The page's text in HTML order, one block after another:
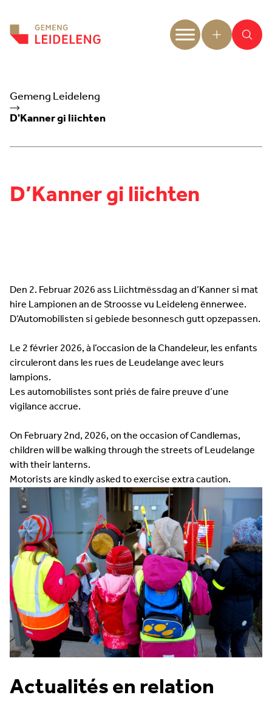
Gemeng Leideleng
D'Kanner gi liichten
D’Kanner gi liichten
Den 2. Februar 2026 ass Liichtmëssdag an d’Kanner si mat
hire Lampionen an de Stroosse vu Leideleng ënnerwee.
D‘Automobilisten si gebiede besonnesch gutt opzepassen.
Le 2 février 2026, à l’occasion de la Chandeleur, les enfants
circuleront dans les rues de Leudelange avec leurs
lampions.
Les automobilistes sont priés de faire preuve d’une
vigilance accrue.
On February 2nd, 2026, on the occasion of Candlemas,
children will be walking through the streets of Leudelange
with their lanterns.
Motorists are kindly asked to exercise extra caution.
Actualités en relation